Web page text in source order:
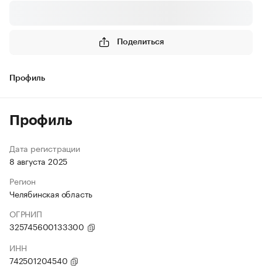
Поделиться
Профиль
Профиль
Дата регистрации
8 августа 2025
Регион
Челябинская область
ОГРНИП
325745600133300
ИНН
742501204540